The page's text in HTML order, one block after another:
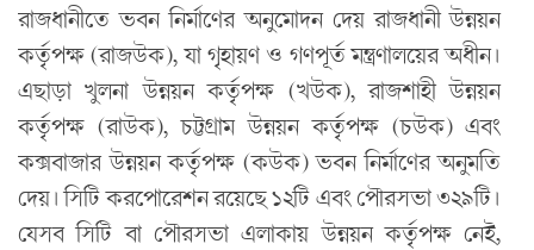
রাজধানীতে ভবন নির্মাণের অনুমোদন দেয় রাজধানী উন্নয়ন
কর্তৃপক্ষ (রাজউক), যা গৃহায়ণ ও গণপূর্ত মন্ত্রণালয়ের অধীন।
এছাড়া খুলনা উন্নয়ন কর্তৃপক্ষ (খউক), রাজশাহী উন্নয়ন
কর্তৃপক্ষ (রাউক), চট্টগ্রাম উন্নয়ন কর্তৃপক্ষ (চউক) এবং
কক্সবাজার উন্নয়ন কর্তৃপক্ষ (কউক) ভবন নির্মাণের অনুমতি
দেয়। সিটি করপোরেশন রয়েছে ১২টি এবং পৌরসভা ৩২৯টি।
যেসব সিটি বা পৌরসভা এলাকায় উন্নয়ন কর্তৃপক্ষ নেই,